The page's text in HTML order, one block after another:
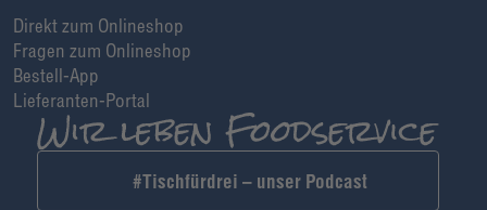
Direkt zum Onlineshop
Fragen zum Onlineshop
Bestell-App
Lieferanten-Portal
#Tischfürdrei – unser Podcast